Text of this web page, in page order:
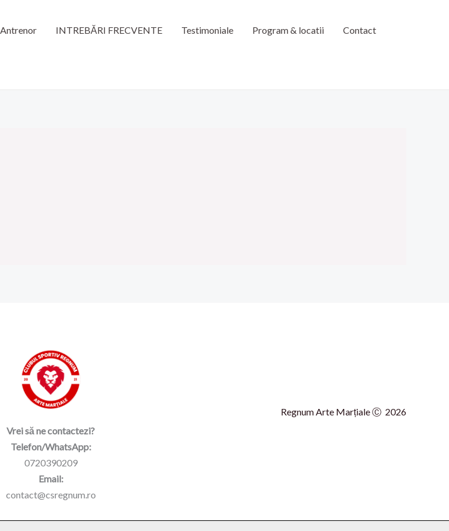
Antrenor INTREBĂRI FRECVENTE Testimoniale Program & locatii Contact
Vrei să ne contactezi?
Telefon/WhatsApp:
0720390209
Email:
contact@csregnum.ro
Regnum Arte Marțiale Ⓒ 2026